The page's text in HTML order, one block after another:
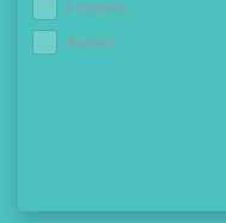
Finance
Autres